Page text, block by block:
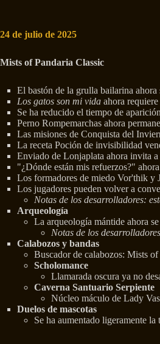
24 de julio de 2025
Mists of Pandaria Classic
El bastón de la grulla bailarina
Los gatos son mi vida ahora
Se ha reducido el tiempo de
Perno Rompemarchas ahora
Las misiones de Conquista del
La receta Poción de invisibilidad
Enviado de Lonjaplata ahora invita
"¿Dónde están mis refuerzos?"
Los formadores de miedo Vor'thik y
Los jugadores pueden volver a
Notas de los desarrolladores:
Arqueología
La arqueología mántide ahora
Notas de los
Calabozos y bandas
Buscador de calabozos: Mists
Scholomance
Llamarada oscura ya no
Caverna Santuario Serpiente
Núcleo máculo de Lady
Duelos de mascotas
Se ha aumentado ligeramente